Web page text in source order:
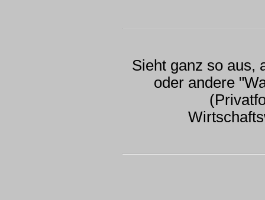
Sieht ganz so aus,
oder andere